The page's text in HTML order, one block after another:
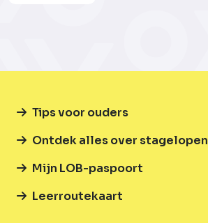
Tips voor ouders
Ontdek alles over stagelopen
Mijn LOB-paspoort
Leerroutekaart